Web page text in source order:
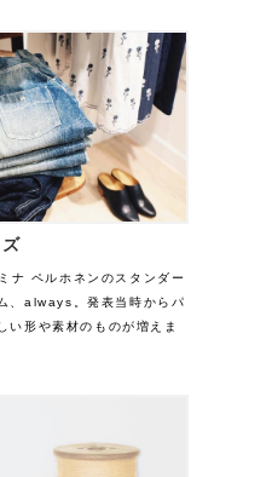
ナ ペルホネンのスタンダー
、always。発表当時からパ
い形や素材のものが増えま